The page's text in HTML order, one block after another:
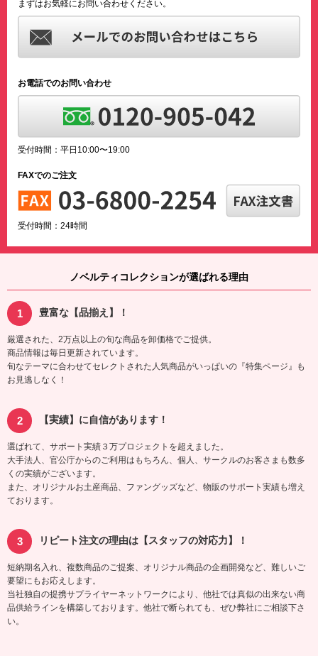
まずはお気軽にお問い合わせください。
お電話でのお問い合わせ
受付時間：平日10:00〜19:00
FAXでのご注文
受付時間：24時間
ノベルティコレクションが選ばれる理由
豊富な【品揃え】！
厳選された、2万点以上の旬な商品を卸価格でご提供。
商品情報は毎日更新されています。
旬なテーマに合わせてセレクトされた人気商品がいっぱいの『特集ページ』も
お見逃しなく！
【実績】に自信があります！
選ばれて、サポート実績３万プロジェクトを超えました。
大手法人、官公庁からのご利用はもちろん、個人、サークルのお客さまも数多
くの実績がございます。
また、オリジナルお土産商品、ファングッズなど、物販のサポート実績も増え
ております。
リピート注文の理由は【スタッフの対応力】！
短納期名入れ、複数商品のご提案、オリジナル商品の企画開発など、難しいご
要望にもお応えします。
当社独自の提携サプライヤーネットワークにより、他社では真似の出来ない商
品供給ラインを構築しております。他社で断られても、ぜひ弊社にご相談下さ
い。